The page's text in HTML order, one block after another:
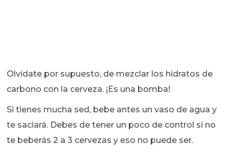
Olvídate por supuesto, de mezclar los hidratos de
carbono con la cerveza. ¡Es una bomba!
Si tienes mucha sed, bebe antes un vaso de agua y
te saciará. Debes de tener un poco de control si no
te beberás 2 a 3 cervezas y eso no puede ser.